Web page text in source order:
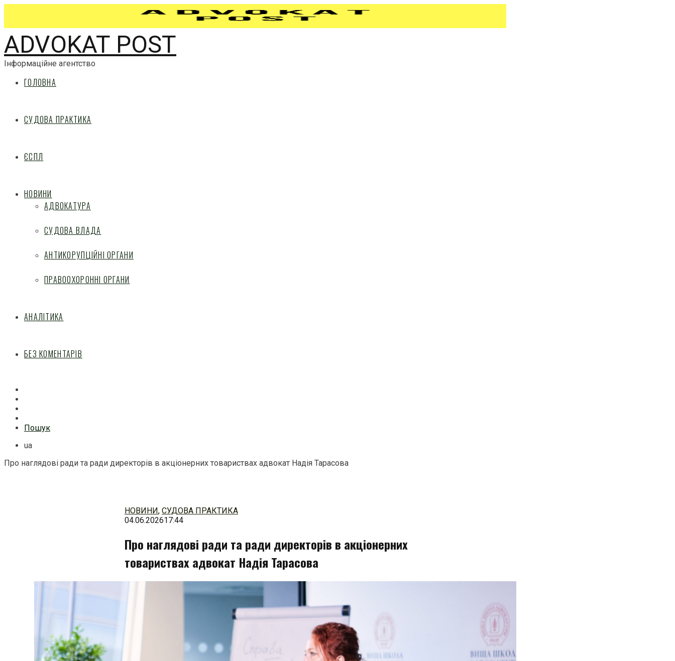
ADVOKAT POST
Інформаційне агентство
ГОЛОВНА
СУДОВА ПРАКТИКА
ЄСПЛ
НОВИНИ
АДВОКАТУРА
СУДОВА ВЛАДА
АНТИКОРУПЦІЙНІ ОРГАНИ
ПРАВООХОРОННІ ОРГАНИ
АНАЛІТИКА
БЕЗ КОМЕНТАРІВ
Пошук
ua
Про наглядові ради та ради директорів в акціонерних товариствах адвокат Надія Тарасова
НОВИНИ, СУДОВА ПРАКТИКА
04.06.202617:44
Про наглядові ради та ради директорів в акціонерних
товариствах адвокат Надія Тарасова